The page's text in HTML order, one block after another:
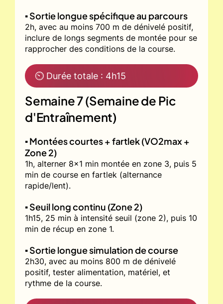
▪️ Sortie longue spécifique au parcours
2h, avec au moins 700 m de dénivelé positif,
inclure de longs segments de montée pour se
rapprocher des conditions de la course.
⏲ Durée totale : 4h15
Semaine 7 (Semaine de Pic
d'Entraînement)
▪️ Montées courtes + fartlek (VO2max +
Zone 2)
1h, alterner 8x1 min montée en zone 3, puis 5
min de course en fartlek (alternance
rapide/lent).
▪️ Seuil long continu (Zone 2)
1h15, 25 min à intensité seuil (zone 2), puis 10
min de récup en zone 1.
▪️ Sortie longue simulation de course
2h30, avec au moins 800 m de dénivelé
positif, tester alimentation, matériel, et
rythme de la course.